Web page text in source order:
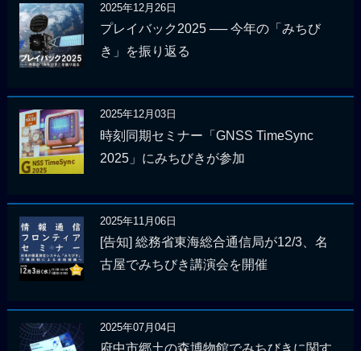
2025年12月26日
プレイバック2025 ── 今年の「みちび
き」を振り返る
2025年12月03日
時刻同期セミナー「GNSS TimeSync
2025」にみちびきが参加
2025年11月06日
[告知] 総務省東海総合通信局が12/3、名
古屋でみちびき講演会を開催
2025年07月04日